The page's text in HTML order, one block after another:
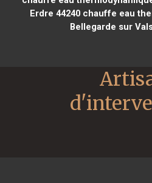
Erdre 44240 chauffe eau
Bellegarde sur